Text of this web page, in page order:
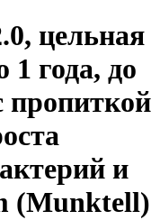
цельная
1 года, до
пропиткой
и
(Munktell)